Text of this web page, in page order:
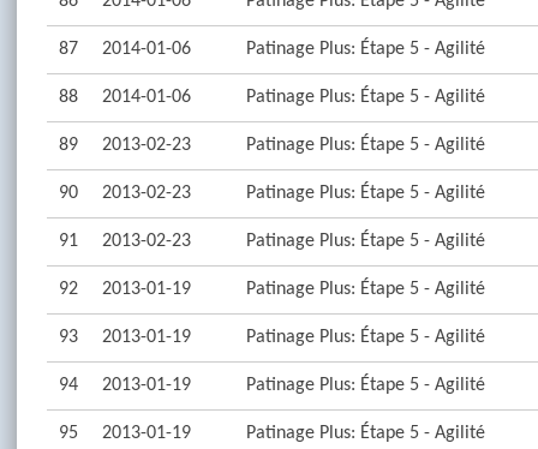
87 2014-01-06 Patinage Plus: Étape 5 - Agilité
88 2014-01-06 Patinage Plus: Étape 5 - Agilité
89 2013-02-23 Patinage Plus: Étape 5 - Agilité
90 2013-02-23 Patinage Plus: Étape 5 - Agilité
91 2013-02-23 Patinage Plus: Étape 5 - Agilité
92 2013-01-19 Patinage Plus: Étape 5 - Agilité
93 2013-01-19 Patinage Plus: Étape 5 - Agilité
94 2013-01-19 Patinage Plus: Étape 5 - Agilité
95 2013-01-19 Patinage Plus: Étape 5 - Agilité